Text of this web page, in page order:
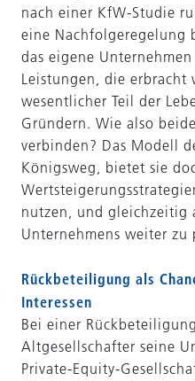
nach einer KfW-Studie
eine Nachfolgeregelung
das eigene
Leistungen, die erbracht
wesentlicher Teil der
Gründern. Wie also
verbinden? Das Modell
Königsweg, bietet sie
nutzen, und gleichzeitig
Unternehmens weiter zu
Rückbeteiligung als
Interessen
Bei einer
Altgesellschafter seine
Private-Equity-